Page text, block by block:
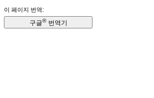
이 페이지 번역:
구글®번역기